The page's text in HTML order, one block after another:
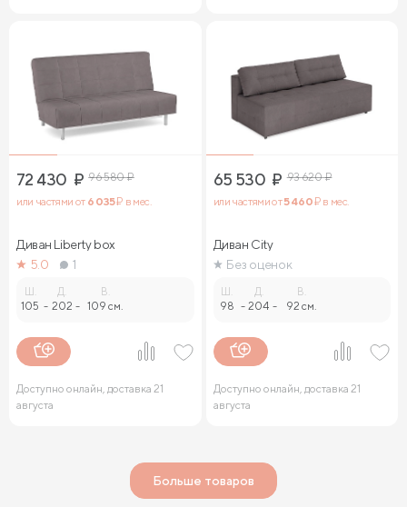
72 430 ₽ 96 580₽
или частями от 6 035₽ в мес.
Диван Liberty box
5.0
1
Ш.
105 -
Д.
202 -
В.
109 см.
Доступно онлайн, доставка 21
августа
65 530 ₽ 93 620₽
или частями от5 460₽ в мес.
Диван City
Без оценок
Ш.
98 -
Д.
204 -
В.
92 см.
Доступно онлайн, доставка 21
августа
Больше товаров